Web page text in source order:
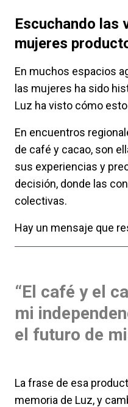
Escuchando las
mujeres
En muchos espacios
las mujeres ha sido
Luz ha visto cómo
En encuentros
de café y cacao, son
sus experiencias y
decisión, donde las
colectivas.
Hay un mensaje que
“El café y el
mi
el futuro de
La frase de esa
memoria de Luz, y